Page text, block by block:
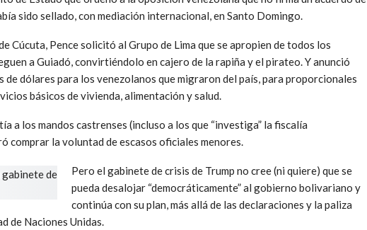
sido sellado, con mediación internacional, en Santo Domingo.
Cúcuta, Pence solicitó al Grupo de Lima que se apropien de todos los
a Guiadó, convirtiéndolo en cajero de la rapiña y el pirateo. Y anunció
de dólares para los venezolanos que migraron del país, para proporcionales
básicos de vivienda, alimentación y salud.
a los mandos castrenses (incluso a los que “investiga” la fiscalía
comprar la voluntad de escasos oficiales menores.
Pero el gabinete de crisis de Trump no cree (ni quiere) que se
pueda desalojar “democráticamente” al gobierno bolivariano y
continúa con su plan, más allá de las declaraciones y la paliza
de Naciones Unidas.